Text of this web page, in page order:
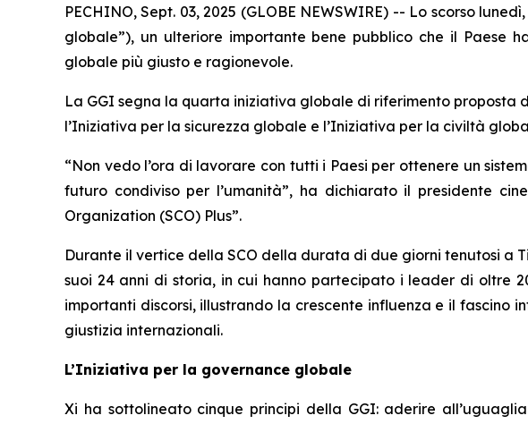
PECHINO, Sept. 03, 2025 (GLOBE NEWSWIRE) -- Lo scorso
globale”), un ulteriore importante bene pubblico che il Paese
globale più giusto e ragionevole.
La GGI segna la quarta iniziativa globale di riferimento proposta
l’Iniziativa per la sicurezza globale e l’Iniziativa per la civiltà
“Non vedo l’ora di lavorare con tutti i Paesi per ottenere un
futuro condiviso per l’umanità”, ha dichiarato il presidente
Organization (SCO) Plus”.
Durante il vertice della SCO della durata di due giorni tenutosi a
suoi 24 anni di storia, in cui hanno partecipato i leader di oltre
importanti discorsi, illustrando la crescente influenza e il fascino
giustizia internazionali.
L’Iniziativa per la governance globale
Xi ha sottolineato cinque principi della GGI: aderire